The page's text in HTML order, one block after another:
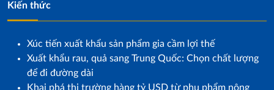
Kiến thức
Xúc tiến xuất khẩu sản phẩm gia cầm lợi thế
Xuất khẩu rau, quả sang Trung Quốc: Chọn chất lượng
để đi đường dài
Khai phá thị trường hàng tỷ USD từ phụ phẩm nông